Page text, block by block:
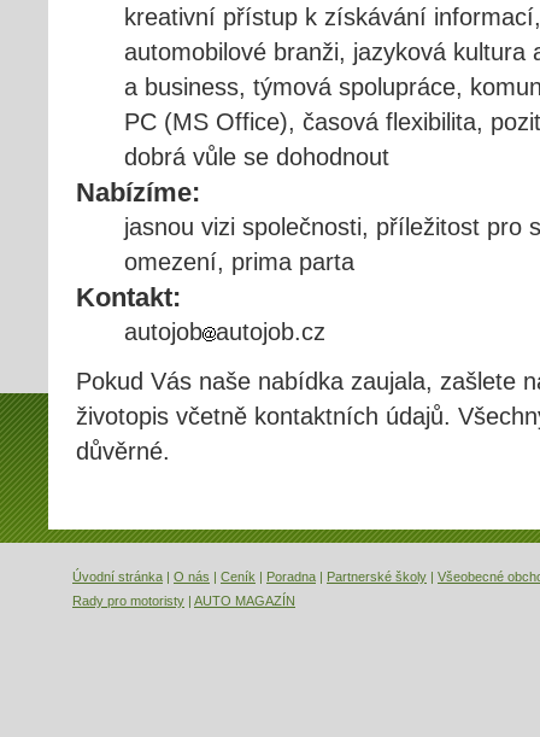
kreativní přístup k získávání
automobilové branži, jazyková kultura
a business, týmová spolupráce,
PC (MS Office), časová flexibilita,
dobrá vůle se dohodnout
Nabízíme:
jasnou vizi společnosti, příležitost pro
omezení, prima parta
Kontakt:
autojob autojob.cz
Pokud Vás naše nabídka zaujala, zašlete
životopis včetně kontaktních údajů.
důvěrné.
Úvodní stránka | O nás | Ceník | Poradna | Partnerské školy | Všeobecné
Rady pro motoristy | AUTO MAGAZÍN